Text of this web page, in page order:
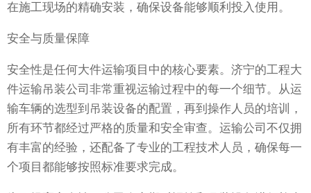
在施工现场的精确安装，确保设备能够顺利投入使用。
安全与质量保障
安全性是任何大件运输项目中的核心要素。济宁的工程大
件运输吊装公司非常重视运输过程中的每一个细节。从运
输车辆的选型到吊装设备的配置，再到操作人员的培训，
所有环节都经过严格的质量和安全审查。运输公司不仅拥
有丰富的经验，还配备了专业的工程技术人员，确保每一
个项目都能够按照标准要求完成。